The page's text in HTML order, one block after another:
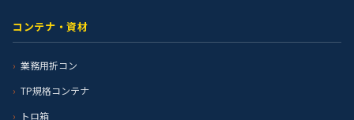
コンテナ・資材
業務用折コン
TP規格コンテナ
トロ箱